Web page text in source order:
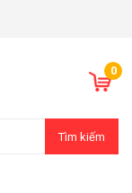
0
Tìm kiếm